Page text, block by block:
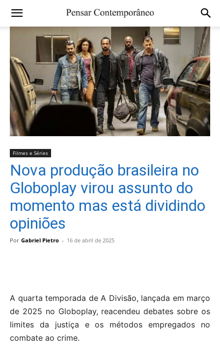
Filmes e Séries
Nova produção brasileira no
Globoplay virou assunto do
momento mas está dividindo
opiniões
Por Gabriel Pietro - 16 de abril de 2025
A quarta temporada de A Divisão, lançada em março
de 2025 no Globoplay, reacendeu debates sobre os
limites da justiça e os métodos empregados no
combate ao crime.